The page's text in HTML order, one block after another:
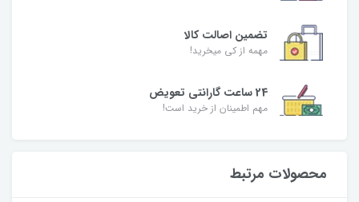
تضمین اصالت کالا
مهمه از کی میخرید!
24 ساعت گارانتی تعویض
مهم اطمینان از خرید است!
محصولات مرتبط